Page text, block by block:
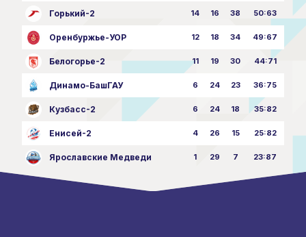
Горький-2 14 16 38 50:63
Оренбуржье-УОР 12 18 34 49:67
Белогорье-2 11 19 30 44:71
Динамо-БашГАУ 6 24 23 36:75
Кузбасс-2 6 24 18 35:82
Енисей-2 4 26 15 25:82
Ярославские Медведи 1 29 7 23:87